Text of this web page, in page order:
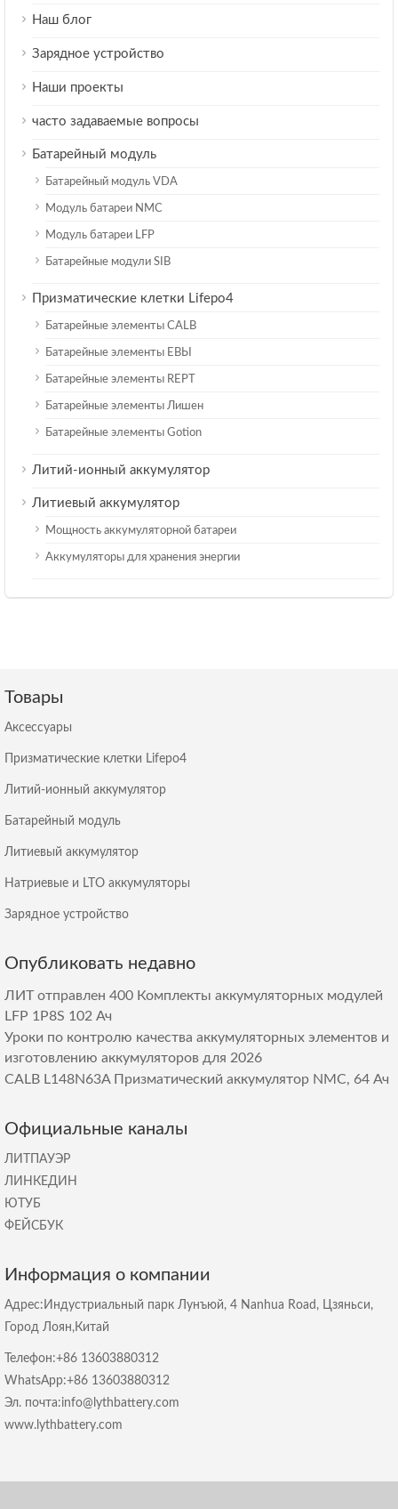
Наш блог
Зарядное устройство
Наши проекты
часто задаваемые вопросы
Батарейный модуль
Батарейный модуль VDA
Модуль батареи NMC
Модуль батареи LFP
Батарейные модули SIB
Призматические клетки Lifepo4
Батарейные элементы CALB
Батарейные элементы ЕВЫ
Батарейные элементы REPT
Батарейные элементы Лишен
Батарейные элементы Gotion
Литий-ионный аккумулятор
Литиевый аккумулятор
Мощность аккумуляторной батареи
Аккумуляторы для хранения энергии
Товары
Аксессуары
Призматические клетки Lifepo4
Литий-ионный аккумулятор
Батарейный модуль
Литиевый аккумулятор
Натриевые и LTO аккумуляторы
Зарядное устройство
Опубликовать недавно
ЛИТ отправлен 400 Комплекты аккумуляторных модулей
LFP 1P8S 102 Ач
Уроки по контролю качества аккумуляторных элементов и
изготовлению аккумуляторов для 2026
CALB L148N63A Призматический аккумулятор NMC, 64 Ач
Официальные каналы
ЛИТПАУЭР
ЛИНКЕДИН
ЮТУБ
ФЕЙСБУК
Информация о компании
Адрес:Индустриальный парк Лунъюй, 4 Nanhua Road, Цзяньси,
Город Лоян,Китай
Телефон:+86 13603880312
WhatsApp:+86 13603880312
Эл. почта:info@lythbattery.com
www.lythbattery.com